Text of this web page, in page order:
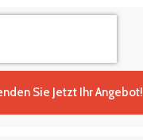
Sie Jetzt Ihr Angebot!